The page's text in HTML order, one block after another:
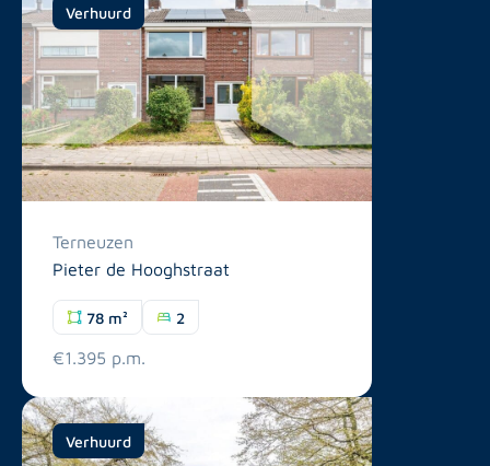
Verhuurd
Terneuzen
Pieter de Hooghstraat
78 m² 2
€1.395 p.m.
Verhuurd